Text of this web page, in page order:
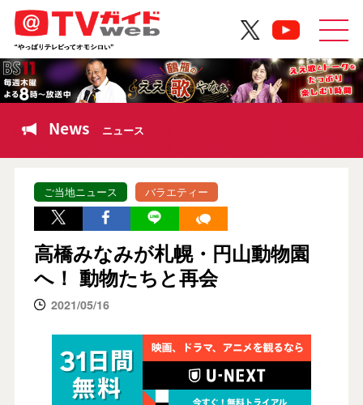
News ニュース
ご当地ニュース バラエティー
高橋みなみが札幌・円山動物園
へ！ 動物たちと再会
2021/05/16